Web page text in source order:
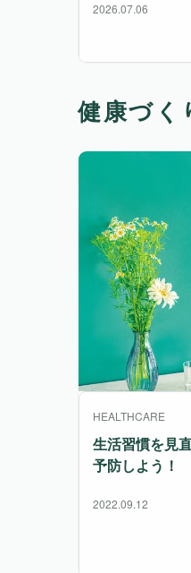
2026.07.06
健康づく
HEALTHCARE
生活習慣を見
予防しよう！
2022.09.12